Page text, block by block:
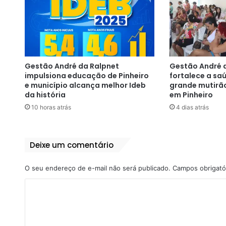
Gestão André da Ralpnet
impulsiona educação de Pinheiro
e município alcança melhor Ideb
da história
10 horas atrás
Gestão André
fortalece a
grande
em Pinheiro
4 dias atrás
Deixe um comentário
O seu endereço de e-mail não será publicado. Campos